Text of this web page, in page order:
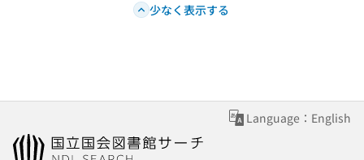
少なく表示する
Language：English